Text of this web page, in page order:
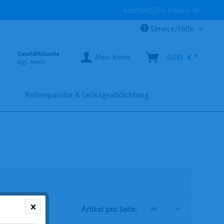
kontakt@bt-kleben.de
Service/Hilfe
Geschäftskunde
zzgl. MwSt.
Mein Konto 0,00 € *
Rohrreparatur & Leckageabdichtung
Artikel pro Seite: